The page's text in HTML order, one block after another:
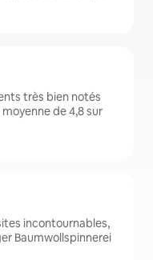
très bien notés
de 4,8 sur
incontournables,
Baumwollspinnerei